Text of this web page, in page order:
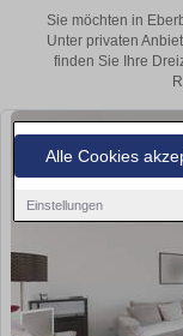
Alle Cookies
Einstellungen
Sie möchten in
Unter privaten
finden Sie Ihre